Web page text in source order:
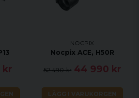
kr
NOCPIX
Nocpix ACE, H50R
52 490 kr 44 990 kr
LÄGG I VARUKORGEN